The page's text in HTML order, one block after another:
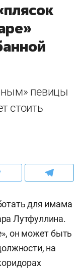
певицы
стоить
для имама
Лутфуллина.
он может быть
на